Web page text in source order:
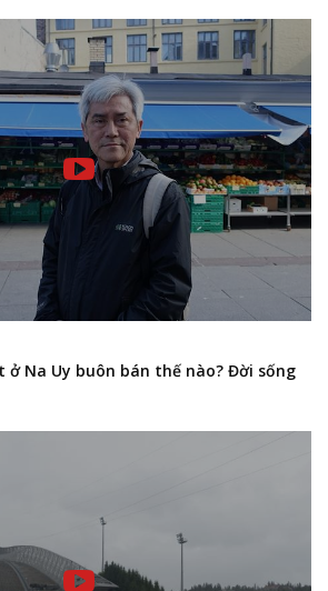
ở Na Uy buôn bán thế nào? Đời sống